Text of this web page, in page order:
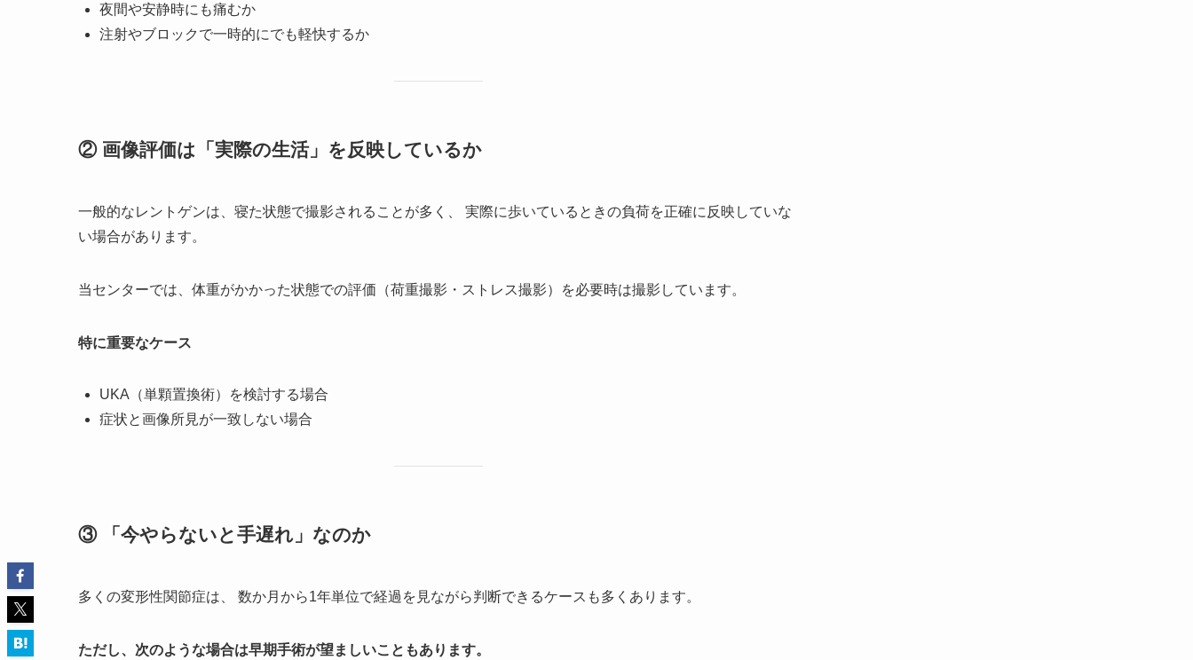
夜間や安静時にも痛むか
注射やブロックで一時的にでも軽快するか
② 画像評価は「実際の生活」を反映しているか
一般的なレントゲンは、寝た状態で撮影されることが多く、 実際に歩いているときの負荷を正確に反映していな
い場合があります。
当センターでは、体重がかかった状態での評価（荷重撮影・ストレス撮影）を必要時は撮影しています。
特に重要なケース
UKA（単顆置換術）を検討する場合
症状と画像所見が一致しない場合
③ 「今やらないと手遅れ」なのか
多くの変形性関節症は、 数か月から1年単位で経過を見ながら判断できるケースも多くあります。
ただし、次のような場合は早期手術が望ましいこともあります。